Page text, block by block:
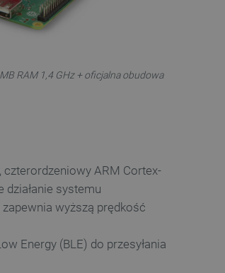
RAM 1,4 GHz + oficjalna obudowa
czterordzeniowy ARM Cortex-
działanie systemu
zapewnia wyższą prędkość
Energy (BLE) do przesyłania